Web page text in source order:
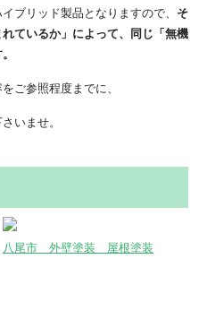
ブリッド製品となりますので、 そ
ているか」によって、同じ「無機
ご参照程度までに、
いませ。
八尾市 外壁塗装 屋根塗装